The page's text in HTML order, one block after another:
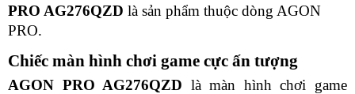
PRO AG276QZD là sản phẩm thuộc dòng AGON
PRO.
Chiếc màn hình chơi game cực ấn tượng
AGON PRO AG276QZD là màn hình chơi game